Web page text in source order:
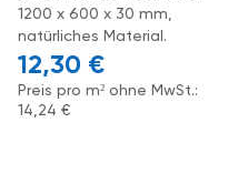
1200 x 600 x 30 mm,
natürliches Material.
12,30 €
Preis pro m² ohne MwSt.:
14,24 €